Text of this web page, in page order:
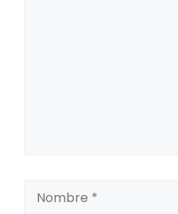
Nombre